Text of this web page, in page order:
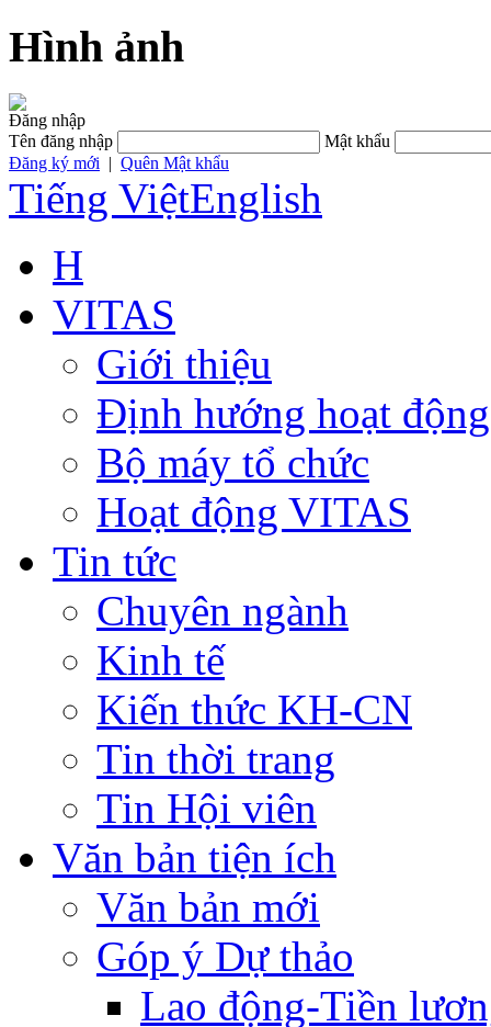
Hình ảnh
Đăng nhập
Tên đăng nhập
Mật khẩu
Đăng ký mới | Quên Mật khẩu
Tiếng ViệtEnglish
H
VITAS
Giới thiệu
Định hướng hoạt động
Bộ máy tổ chức
Hoạt động VITAS
Tin tức
Chuyên ngành
Kinh tế
Kiến thức KH-CN
Tin thời trang
Tin Hội viên
Văn bản tiện ích
Văn bản mới
Góp ý Dự thảo
Lao động-Tiền